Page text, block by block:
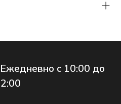
Ежедневно с 10:00 до